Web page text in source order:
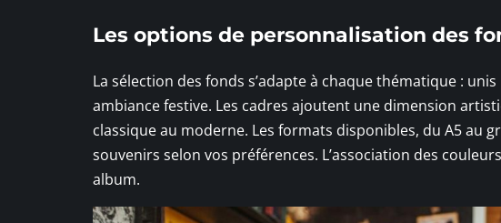
Les options de personnalisation des
La sélection des fonds s’adapte à chaque thématique :
ambiance festive. Les cadres ajoutent une dimension
classique au moderne. Les formats disponibles, du A5 au
souvenirs selon vos préférences. L’association des
album.